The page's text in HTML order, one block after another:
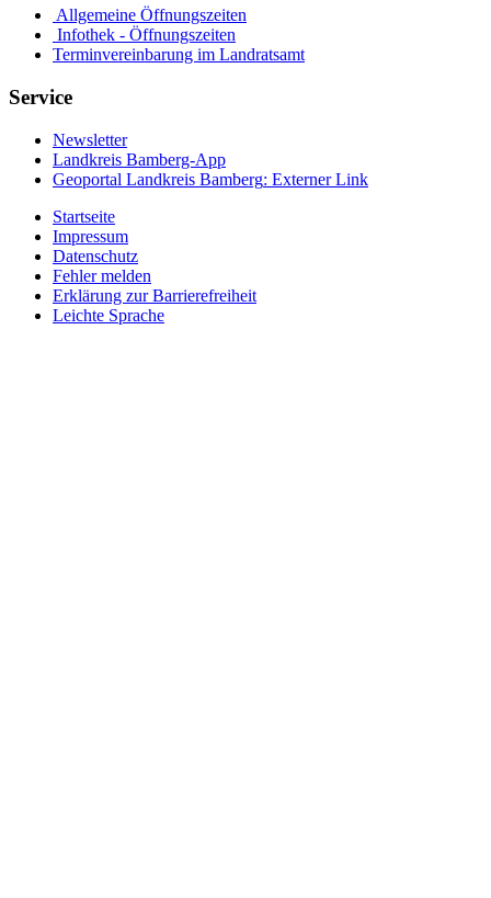
Allgemeine Öffnungszeiten
Infothek - Öffnungszeiten
Terminvereinbarung im Landratsamt
Service
Newsletter
Landkreis Bamberg-App
Geoportal Landkreis Bamberg: Externer Link
Startseite
Impressum
Datenschutz
Fehler melden
Erklärung zur Barrierefreiheit
Leichte Sprache